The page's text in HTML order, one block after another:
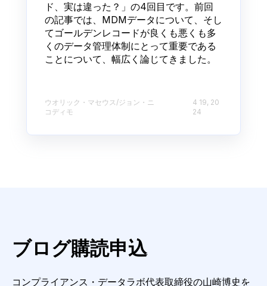
ド、実は違った？」の4回目です。前回
の記事では、MDMデータについて、そし
てゴールデンレコードが良くも悪くも多
くのデータ管理体制にとって重要である
ことについて、幅広く論じてきました。
ウオリック・マセウス/ジョン・ニ
コディモ
4 19, 20
24
ブログ購読申込
コンプライアンス・データラボ代表取締役の山崎博史を